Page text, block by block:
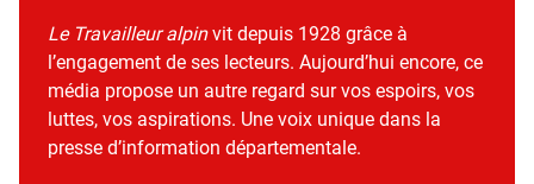
Le Travailleur alpinvit depuis 1928 grâce à
l’engagement de ses lecteurs. Aujourd’hui encore, ce
média propose un autre regard sur vos espoirs, vos
luttes, vos aspirations. Une voix unique dans la
presse d’information départementale.